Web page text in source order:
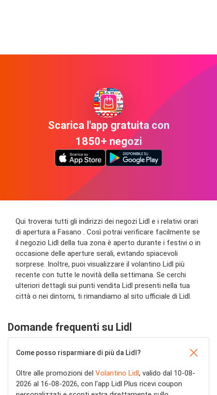
Scarica l'app gratuita con
1850+ negozi
Qui troverai tutti gli indirizzi dei negozi Lidl e i relativi orari
di apertura a Fasano . Così potrai verificare facilmente se
il negozio Lidl della tua zona è aperto durante i festivi o in
occasione delle aperture serali, evitando spiacevoli
sorprese. Inoltre, puoi visualizzare il volantino Lidl più
recente con tutte le novità della settimana. Se cerchi
ulteriori dettagli sui punti vendita Lidl presenti nella tua
città o nei dintorni, ti rimandiamo al sito ufficiale di Lidl.
Domande frequenti su Lidl
Come posso risparmiare di più da Lidl?
Oltre alle promozioni del Volantino Lidl, valido dal 10-08-
2026 al 16-08-2026, con l'app Lidl Plus ricevi coupon